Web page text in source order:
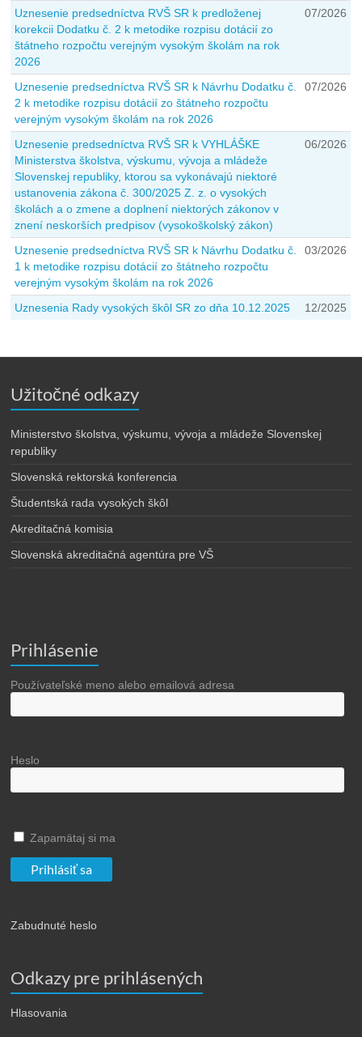
Uznesenie predsedníctva RVŠ SR k predloženej
korekcii Dodatku č. 2 k metodike rozpisu dotácií zo
štátneho rozpočtu verejným vysokým školám na rok
2026
07/2026
Uznesenie predsedníctva RVŠ SR k Návrhu Dodatku č.
2 k metodike rozpisu dotácií zo štátneho rozpočtu
verejným vysokým školám na rok 2026
07/2026
Uznesenie predsedníctva RVŠ SR k VYHLÁŠKE
Ministerstva školstva, výskumu, vývoja a mládeže
Slovenskej republiky, ktorou sa vykonávajú niektoré
ustanovenia zákona č. 300/2025 Z. z. o vysokých
školách a o zmene a doplnení niektorých zákonov v
znení neskorších predpisov (vysokoškolský zákon)
06/2026
Uznesenie predsedníctva RVŠ SR k Návrhu Dodatku č.
1 k metodike rozpisu dotácií zo štátneho rozpočtu
verejným vysokým školám na rok 2026
03/2026
Uznesenia Rady vysokých škôl SR zo dňa 10.12.2025 12/2025
Užitočné odkazy
Ministerstvo školstva, výskumu, vývoja a mládeže Slovenskej
republiky
Slovenská rektorská konferencia
Študentská rada vysokých škôl
Akreditačná komisia
Slovenská akreditačná agentúra pre VŠ
Prihlásenie
Používateľské meno alebo emailová adresa
Heslo
Zapamätaj si ma
Zabudnuté heslo
Odkazy pre prihlásených
Hlasovania